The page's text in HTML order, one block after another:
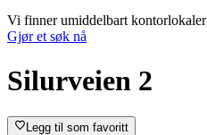
Vi finner umiddelbart
Gjør et søk nå
Silurveien 2
Legg til som favoritt